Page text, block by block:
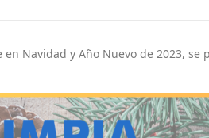
Navidad y Año Nuevo de 2023,